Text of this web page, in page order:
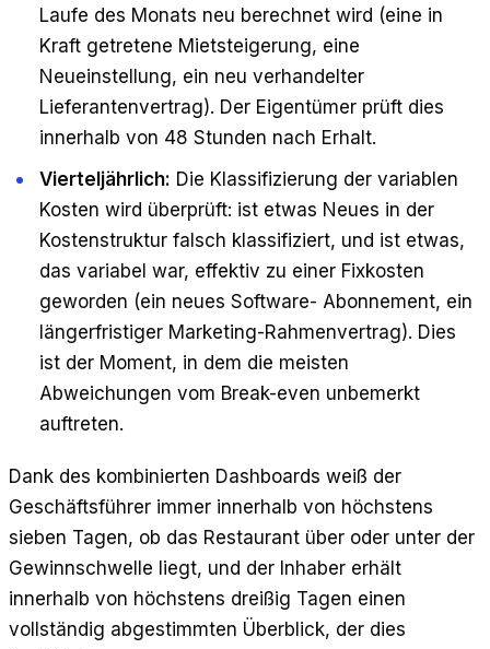
Laufe des Monats neu berechnet wird (eine in
Kraft getretene Mietsteigerung, eine
Neueinstellung, ein neu verhandelter
Lieferantenvertrag). Der Eigentümer prüft dies
innerhalb von 48 Stunden nach Erhalt.
Vierteljährlich: Die Klassifizierung der variablen
Kosten wird überprüft: ist etwas Neues in der
Kostenstruktur falsch klassifiziert, und ist etwas,
das variabel war, effektiv zu einer Fixkosten
geworden (ein neues Software- Abonnement, ein
längerfristiger Marketing-Rahmenvertrag). Dies
ist der Moment, in dem die meisten
Abweichungen vom Break-even unbemerkt
auftreten.
Dank des kombinierten Dashboards weiß der
Geschäftsführer immer innerhalb von höchstens
sieben Tagen, ob das Restaurant über oder unter der
Gewinnschwelle liegt, und der Inhaber erhält
innerhalb von höchstens dreißig Tagen einen
vollständig abgestimmten Überblick, der dies